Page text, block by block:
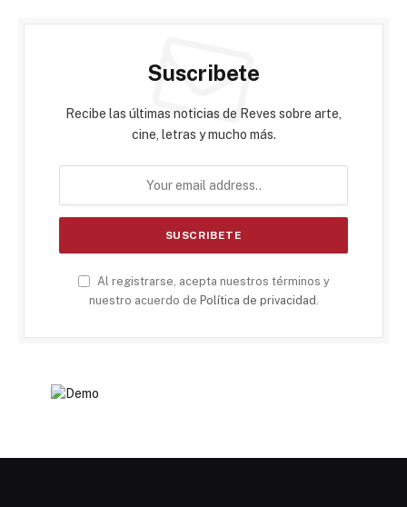
Suscribete
Recibe las últimas noticias de Reves sobre arte,
cine, letras y mucho más.
Al registrarse, acepta nuestros términos y
nuestro acuerdo de Política de privacidad .